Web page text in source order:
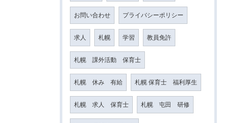
お問い合わせ プライバシーポリシー
求人 札幌 学習 教員免許
札幌 課外活動 保育士
札幌 休み 有給 札幌 保育士 福利厚生
札幌 求人 保育士 札幌 屯田 研修